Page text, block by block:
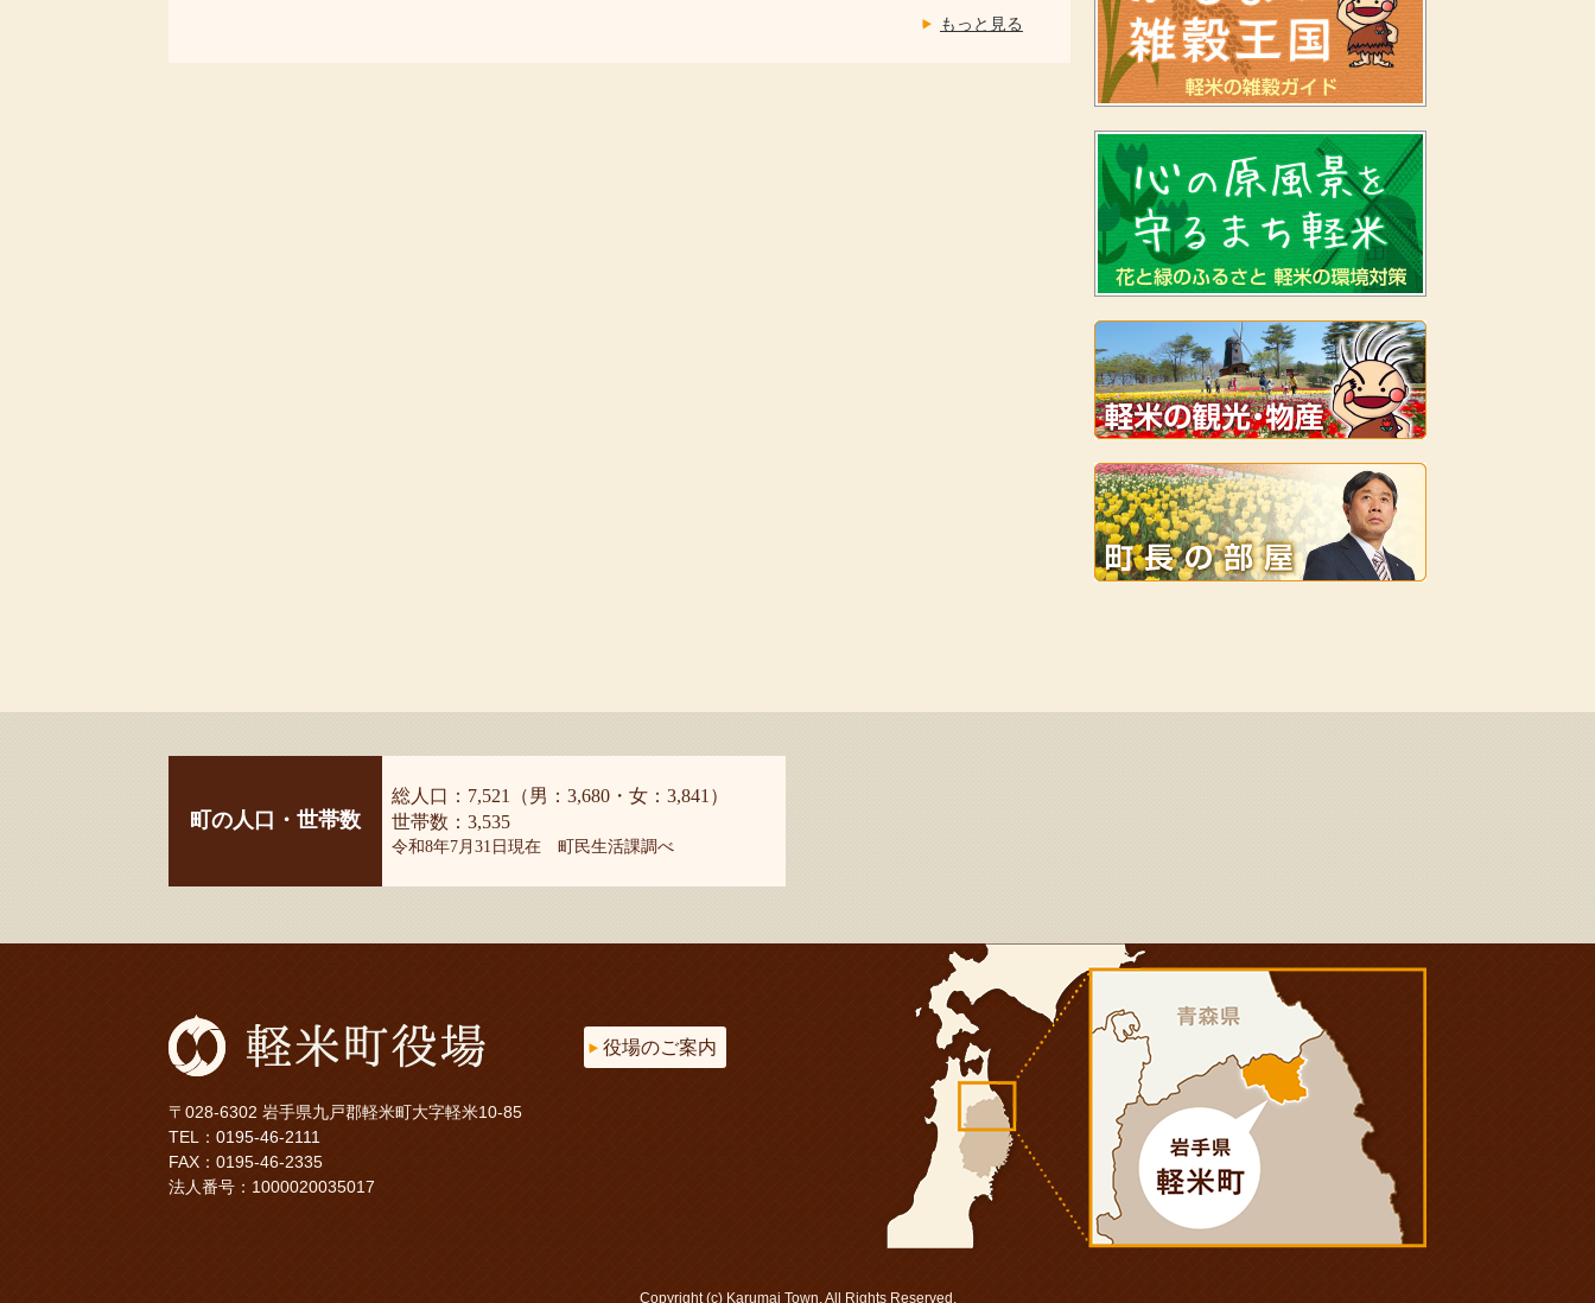
もっと見る
町の人口・世帯数
総人口：7,521（男：3,680・女：3,841）
世帯数：3,535
令和8年7月31日現在 町民生活課調べ
〒028-6302 岩手県九戸郡軽米町大字軽米10-85
TEL： 0195-46-2111
FAX：0195-46-2335
法人番号：1000020035017
役場のご案内
Copyright (c) Karumai Town. All Rights Reserved.